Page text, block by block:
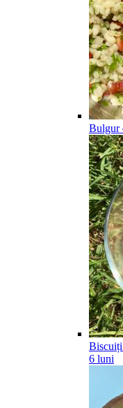
Bulgur
Biscuiți
6 luni